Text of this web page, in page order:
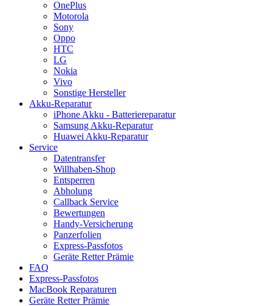
OnePlus
Motorola
Sony
Oppo
HTC
LG
Nokia
Vivo
Sonstige Hersteller
Akku-Reparatur
iPhone Akku - Batteriereparatur
Samsung Akku-Reparatur
Huawei Akku-Reparatur
Service
Datentransfer
Willhaben-Shop
Entsperren
Abholung
Callback Service
Bewertungen
Handy-Versicherung
Panzerfolien
Express-Passfotos
Geräte Retter Prämie
FAQ
Express-Passfotos
MacBook Reparaturen
Geräte Retter Prämie